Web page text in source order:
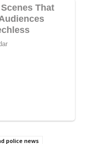
police news